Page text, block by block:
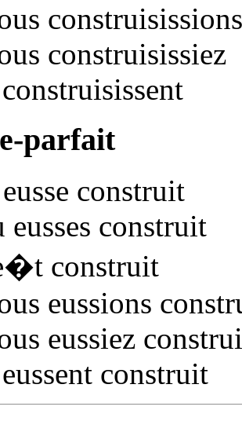
construisissions
construisissiez
construisissent
parfait
eusse construit
eusses construit
construit
eussions
eussiez constru
eussent construit